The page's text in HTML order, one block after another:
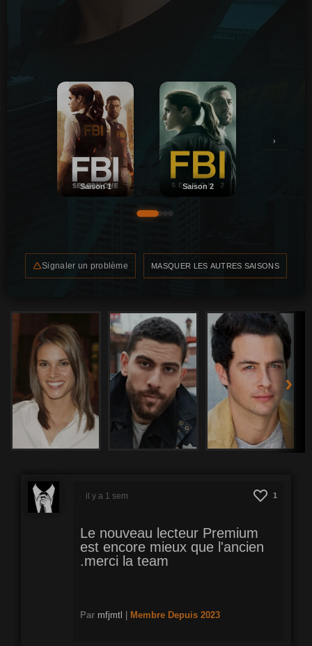
Signaler un problème MASQUER LES AUTRES SAISONS
Saison 1 Saison 2
›
›
1
Le nouveau lecteur Premium
est encore mieux que l'ancien
.merci la team
Par mfjmtl Membre Depuis 2023
il y a 1 sem